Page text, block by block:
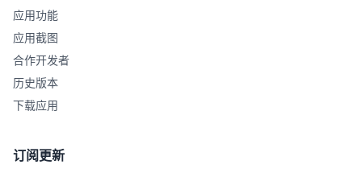
应用功能
应用截图
合作开发者
历史版本
下载应用
订阅更新